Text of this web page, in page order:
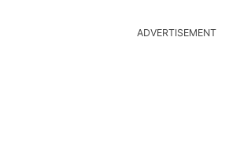
ADVERTISEMENT